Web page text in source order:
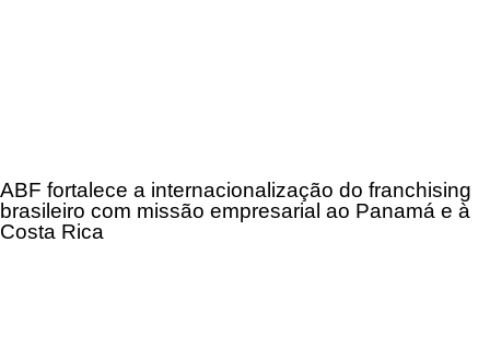
ABF fortalece a internacionalização do franchising
brasileiro com missão empresarial ao Panamá e à
Costa Rica